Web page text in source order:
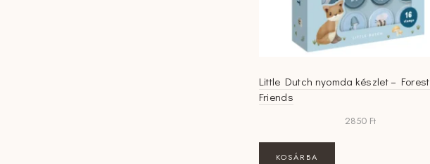
Little Dutch nyomda készlet – Forest
Friends
2850 Ft
KOSÁRBA